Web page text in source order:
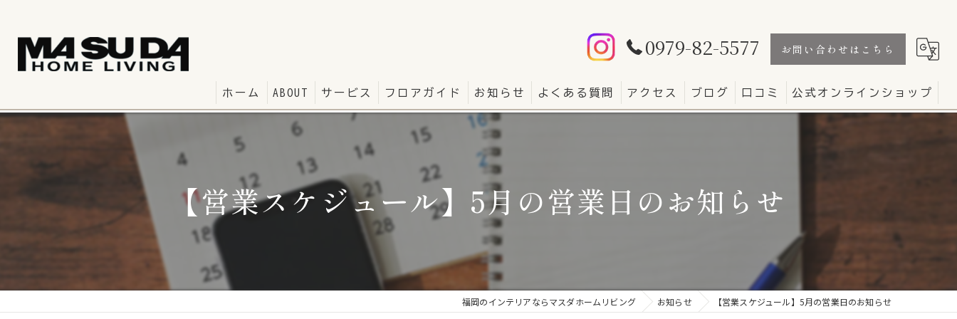
0979-82-5577 お問い合わせはこちら
ホーム ABOUT サービス フロアガイド お知らせ よくある質問 アクセス ブログ 口コミ 公式オンラインショップ
【営業スケジュール】5月の営業日のお知らせ
福岡のインテリアならマスダホームリビング お知らせ 【営業スケジュール】5月の営業日のお知らせ